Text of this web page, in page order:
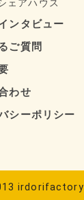
ェアハウス
ンタビュー
ご質問
わせ
シーポリシー
irdorifactory